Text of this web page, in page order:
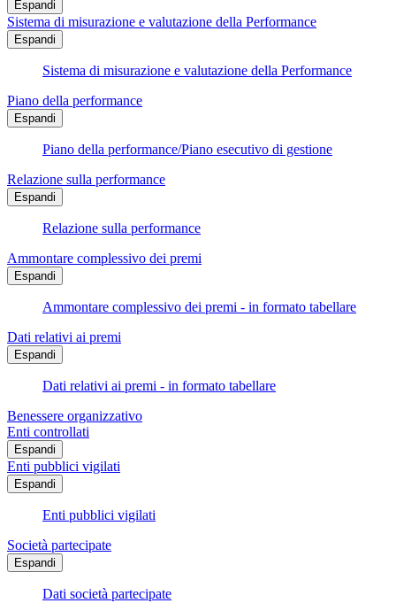
Espandi
Sistema di misurazione e valutazione della Performance
Espandi
Sistema di misurazione e valutazione della Performance
Piano della performance
Espandi
Piano della performance/Piano esecutivo di gestione
Relazione sulla performance
Espandi
Relazione sulla performance
Ammontare complessivo dei premi
Espandi
Ammontare complessivo dei premi - in formato tabellare
Dati relativi ai premi
Espandi
Dati relativi ai premi - in formato tabellare
Benessere organizzativo
Enti controllati
Espandi
Enti pubblici vigilati
Espandi
Enti pubblici vigilati
Società partecipate
Espandi
Dati società partecipate